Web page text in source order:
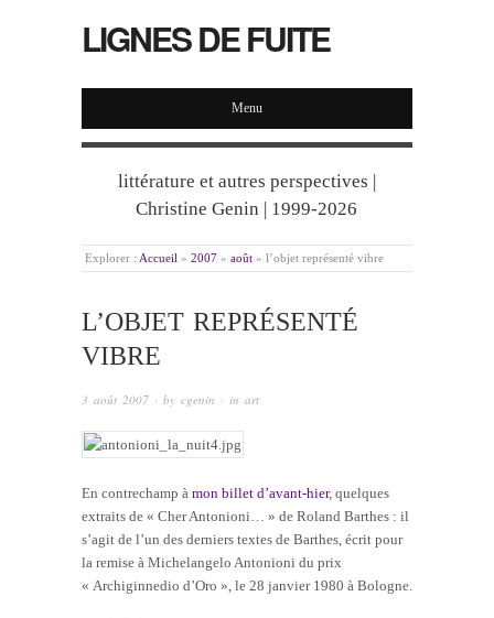
LIGNES DE FUITE
Menu
littérature et autres perspectives |
Christine Genin | 1999-2026
Explorer : Accueil » 2007 » août » l’objet représenté vibre
L’OBJET REPRÉSENTÉ
VIBRE
3 août 2007 · by cgenin · in art
En contrechamp à mon billet d’avant-hier, quelques
extraits de « Cher Antonioni… » de Roland Barthes : il
s’agit de l’un des derniers textes de Barthes, écrit pour
la remise à Michelangelo Antonioni du prix
« Archiginnedio d’Oro », le 28 janvier 1980 à Bologne.